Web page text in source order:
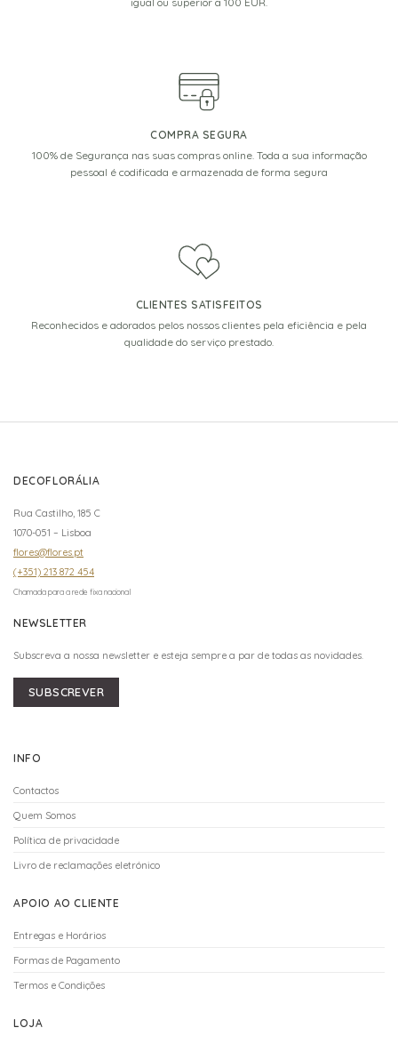
COMPRA SEGURA
100% de Segurança nas suas compras online. Toda a sua informação
pessoal é codificada e armazenada de forma segura
CLIENTES SATISFEITOS
Reconhecidos e adorados pelos nossos clientes pela eficiência e pela
qualidade do serviço prestado.
DECOFLORÁLIA
Rua Castilho, 185 C
1070-051 – Lisboa
flores@flores.pt
(+351) 213 872 454
Chamada para a rede fixa nacional
NEWSLETTER
Subscreva a nossa newsletter e esteja sempre a par de todas as novidades.
SUBSCREVER
INFO
Contactos
Quem Somos
Política de privacidade
Livro de reclamações eletrónico
APOIO AO CLIENTE
Entregas e Horários
Formas de Pagamento
Termos e Condições
LOJA